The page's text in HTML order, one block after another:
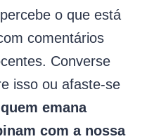
o que está
comentários
Converse
isso ou afaste-se
emana
com a nossa